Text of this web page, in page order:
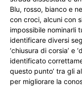
Blu, rosso, bianco e
con croci, alcuni con
impossibile nominarli
identificare diversi
‘chiusura di corsia’ e
identificato
questo punto’ tra gli
per migliorare la